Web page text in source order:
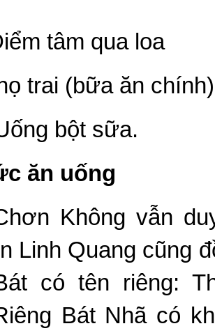
tâm qua loa
trai (bữa ăn chính)
bột sữa.
ăn uống
Không vẫn
Linh Quang cũng
có tên riêng:
Bát Nhã có